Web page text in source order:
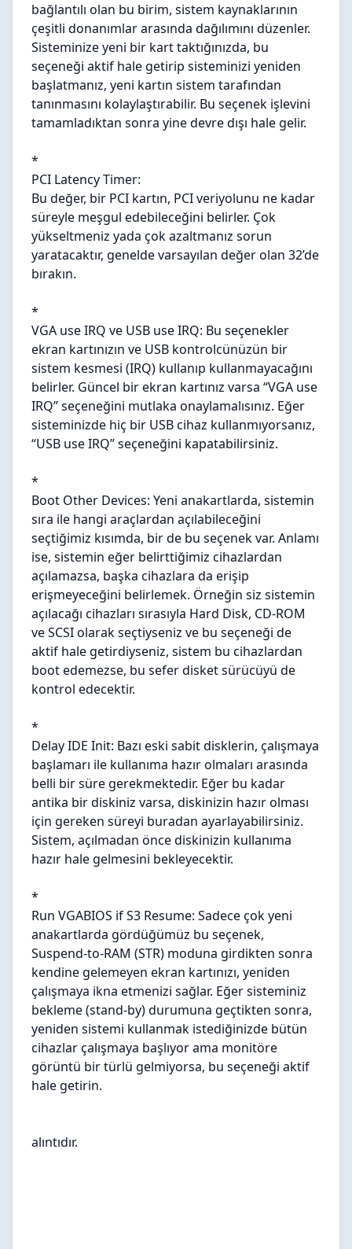
bağlantılı olan bu birim, sistem kaynaklarının
çeşitli donanımlar arasında dağılımını düzenler.
Sisteminize yeni bir kart taktığınızda, bu
seçeneği aktif hale getirip sisteminizi yeniden
başlatmanız, yeni kartın sistem tarafından
tanınmasını kolaylaştırabilir. Bu seçenek işlevini
tamamladıktan sonra yine devre dışı hale gelir.
*
PCI Latency Timer:
Bu değer, bir PCI kartın, PCI veriyolunu ne kadar
süreyle meşgul edebileceğini belirler. Çok
yükseltmeniz yada çok azaltmanız sorun
yaratacaktır, genelde varsayılan değer olan 32’de
bırakın.
*
VGA use IRQ ve USB use IRQ: Bu seçenekler
ekran kartınızın ve USB kontrolcünüzün bir
sistem kesmesi (IRQ) kullanıp kullanmayacağını
belirler. Güncel bir ekran kartınız varsa “VGA use
IRQ” seçeneğini mutlaka onaylamalısınız. Eğer
sisteminizde hiç bir USB cihaz kullanmıyorsanız,
“USB use IRQ” seçeneğini kapatabilirsiniz.
*
Boot Other Devices: Yeni anakartlarda, sistemin
sıra ile hangi araçlardan açılabileceğini
seçtiğimiz kısımda, bir de bu seçenek var. Anlamı
ise, sistemin eğer belirttiğimiz cihazlardan
açılamazsa, başka cihazlara da erişip
erişmeyeceğini belirlemek. Örneğin siz sistemin
açılacağı cihazları sırasıyla Hard Disk, CD-ROM
ve SCSI olarak seçtiyseniz ve bu seçeneği de
aktif hale getirdiyseniz, sistem bu cihazlardan
boot edemezse, bu sefer disket sürücüyü de
kontrol edecektir.
*
Delay IDE Init: Bazı eski sabit disklerin, çalışmaya
başlamarı ile kullanıma hazır olmaları arasında
belli bir süre gerekmektedir. Eğer bu kadar
antika bir diskiniz varsa, diskinizin hazır olması
için gereken süreyi buradan ayarlayabilirsiniz.
Sistem, açılmadan önce diskinizin kullanıma
hazır hale gelmesini bekleyecektir.
*
Run VGABIOS if S3 Resume: Sadece çok yeni
anakartlarda gördüğümüz bu seçenek,
Suspend-to-RAM (STR) moduna girdikten sonra
kendine gelemeyen ekran kartınızı, yeniden
çalışmaya ikna etmenizi sağlar. Eğer sisteminiz
bekleme (stand-by) durumuna geçtikten sonra,
yeniden sistemi kullanmak istediğinizde bütün
cihazlar çalışmaya başlıyor ama monitöre
görüntü bir türlü gelmiyorsa, bu seçeneği aktif
hale getirin.
alıntıdır.